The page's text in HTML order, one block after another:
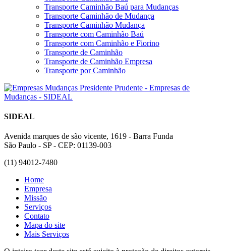
Transporte Caminhão Baú para Mudanças
Transporte Caminhão de Mudança
Transporte Caminhão Mudança
Transporte com Caminhão Baú
Transporte com Caminhão e Fiorino
Transporte de Caminhão
Transporte de Caminhão Empresa
Transporte por Caminhão
SIDEAL
Avenida marques de são vicente, 1619 - Barra Funda
São Paulo - SP - CEP: 01139-003
(11) 94012-7480
Home
Empresa
Missão
Serviços
Contato
Mapa do site
Mais Serviços